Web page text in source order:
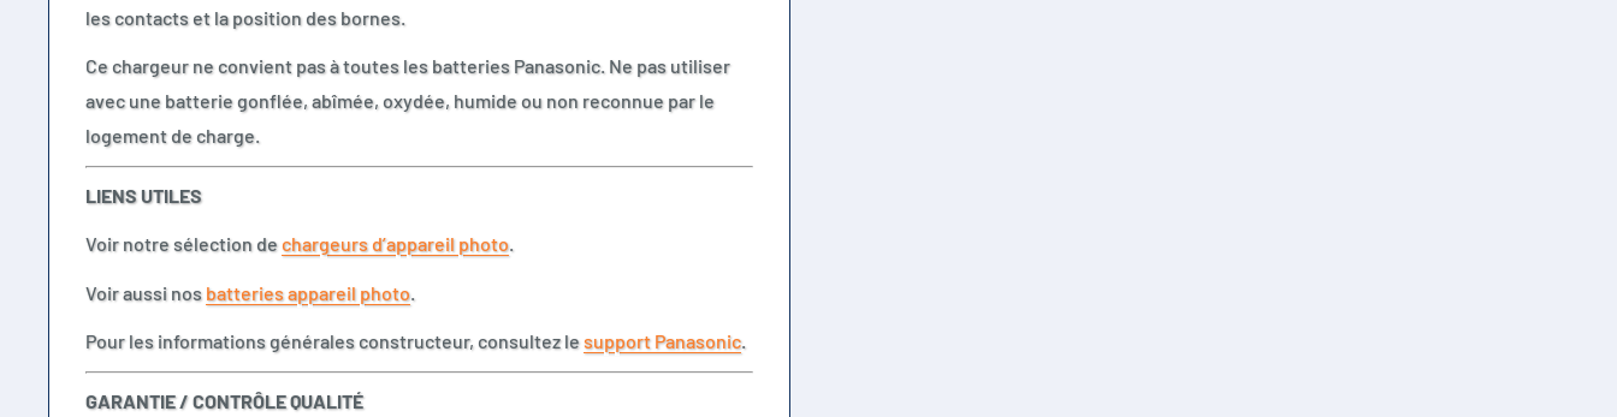
les contacts et la position des bornes.
Ce chargeur ne convient pas à toutes les batteries Panasonic. Ne pas utiliser
avec une batterie gonflée, abîmée, oxydée, humide ou non reconnue par le
logement de charge.
LIENS UTILES
Voir notre sélection dechargeurs d’appareil photo.
Voir aussi nos batteries appareil photo
Pour les informations générales constructeur, consultez lesupport Panasonic.
GARANTIE / CONTRÔLE QUALITÉ